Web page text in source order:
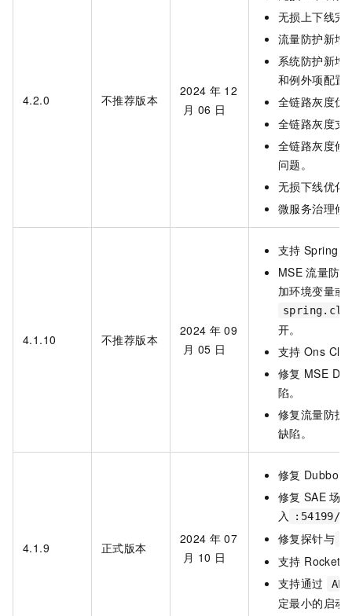
4.2.0 不推荐版本
2024 年 12
月 06 日
无损上下线完
流量防护新增
系统防护新增
和例外项配置
全链路灰度优
全链路灰度支
全链路灰度修
问题。
无损下线优化
微服务治理修
4.1.10 不推荐版本
2024 年 09
月 05 日
支持 Spring
MSE 流量防
加环境变量或
开。
支持 Ons
修复 MSE
陷。
修复流量防护
缺陷。
4.1.9 正式版本
2024 年 07
月 10 日
修复 Dubbo
修复 SAE 场
入
:54199/
修复探针与
支持
支持通过
定最小的启动